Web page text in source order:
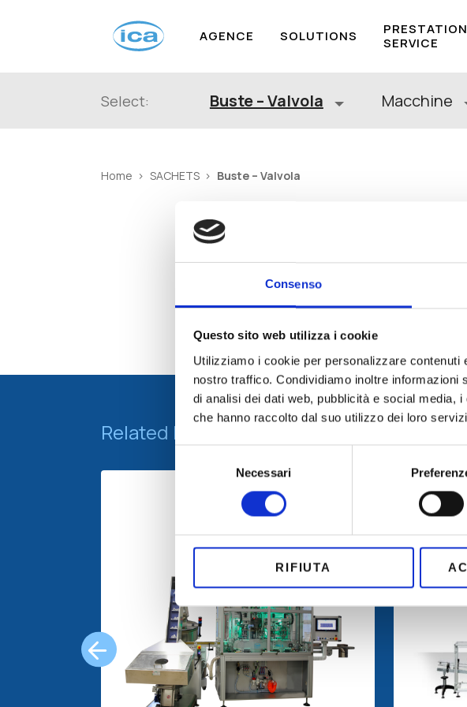
Consenso
Questo sito web utilizza i cookie
Utilizziamo i cookie per personalizzare
nostro traffico. Condividiamo inoltre
di analisi dei dati web, pubblicità e social media,
che hanno raccolto dal suo utilizzo dei loro
del
Necessari
RIFIUTA
AGENCE SOLUTIONS
SERVICE
Select: Buste – Valvola Macchine
Home SACHETS Buste – Valvola
Related Machines